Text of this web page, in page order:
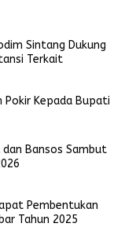
Sintang Dukung
Terkait
Pokir Kepada Bupati
dan Bansos Sambut
Pembentukan
Tahun 2025